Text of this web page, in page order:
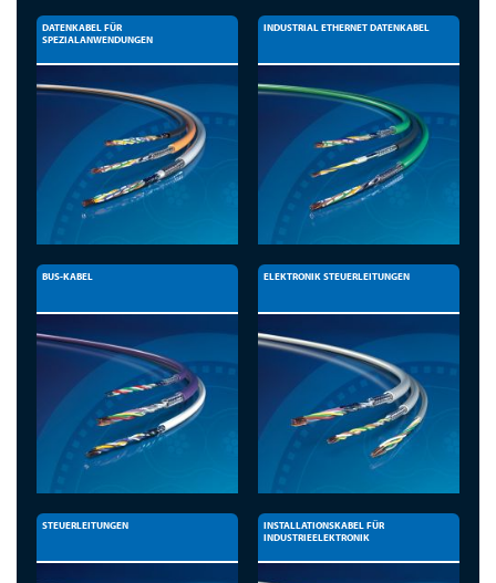
DATENKABEL FÜR
SPEZIALANWENDUNGEN
INDUSTRIAL ETHERNET DATENKABEL
BUS-KABEL ELEKTRONIK STEUERLEITUNGEN
STEUERLEITUNGEN
INSTALLATIONSKABEL FÜR
INDUSTRIEELEKTRONIK